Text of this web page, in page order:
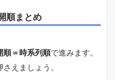
順まとめ
順＝時系列順で進みます。
えましょう。